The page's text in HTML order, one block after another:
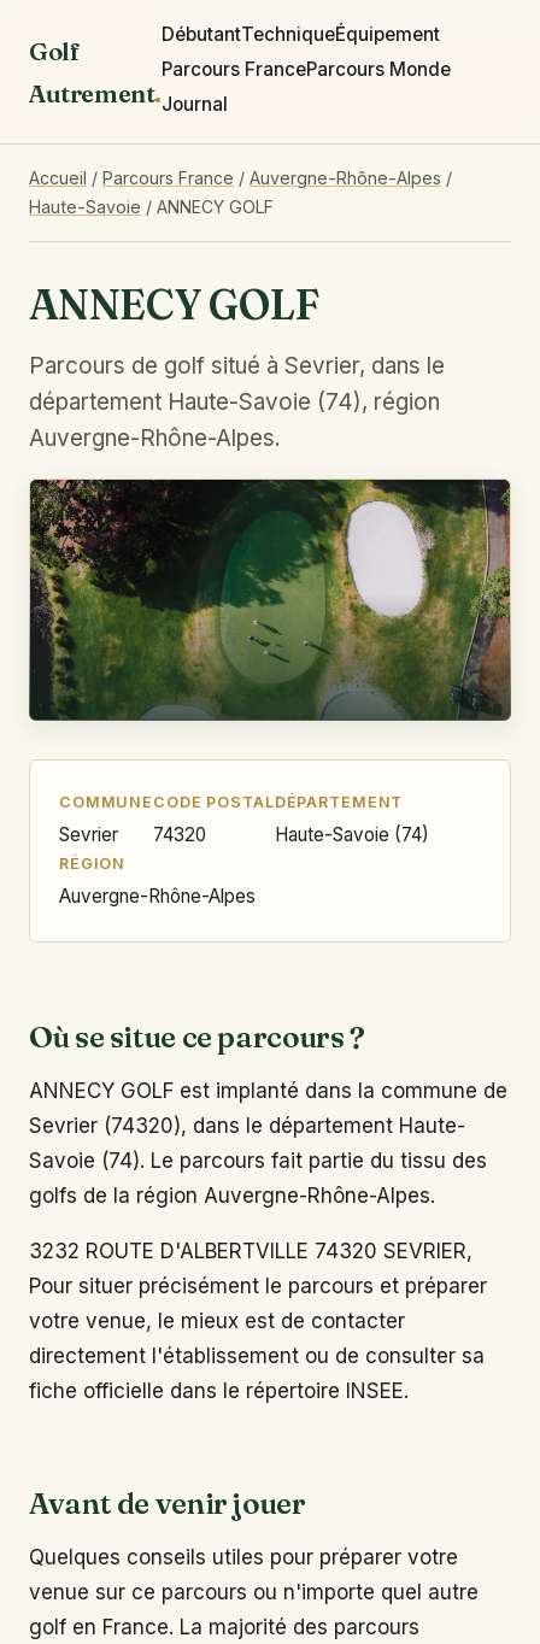
Golf
Autrement.
DébutantTechniqueÉquipement
Parcours FranceParcours Monde
Journal
Accueil / Parcours France / Auvergne-Rhône-Alpes /
Haute-Savoie / ANNECY GOLF
ANNECY GOLF
Parcours de golf situé à Sevrier, dans le
département Haute-Savoie (74), région
Auvergne-Rhône-Alpes.
COMMUNE
Sevrier
CODE POSTAL
74320
DÉPARTEMENT
Haute-Savoie (74)
RÉGION
Auvergne-Rhône-Alpes
Où se situe ce parcours ?
ANNECY GOLF est implanté dans la commune de
Sevrier (74320), dans le département Haute-
Savoie (74). Le parcours fait partie du tissu des
golfs de la région Auvergne-Rhône-Alpes.
3232 ROUTE D'ALBERTVILLE 74320 SEVRIER,
Pour situer précisément le parcours et préparer
votre venue, le mieux est de contacter
directement l'établissement ou de consulter sa
fiche officielle dans le répertoire INSEE.
Avant de venir jouer
Quelques conseils utiles pour préparer votre
venue sur ce parcours ou n'importe quel autre
golf en France. La majorité des parcours